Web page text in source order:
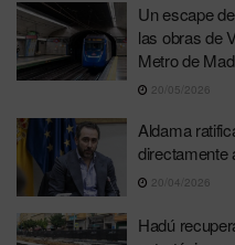
Un escape
las obras de
Metro de
20/05/2026
Aldama
directamente
20/04/2026
Hadú